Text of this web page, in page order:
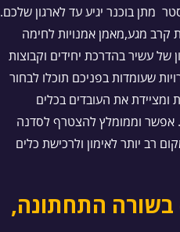
מתן בוכנר יגיע עד לארגון שלכם.
קרב מגע,מאמן אמנויות לחימה
מאסטר 7 (דאן 7), ניסיון של עשיר בהדרכת יחידים וקבוצות
שעומדות בפניכם תוכלו לבחור
את העובדים בכלים
אפשר וממומלץ להצטרף לסדנה
רב יותר לאימון ולרכישת כלים
בשורה התחתונה,